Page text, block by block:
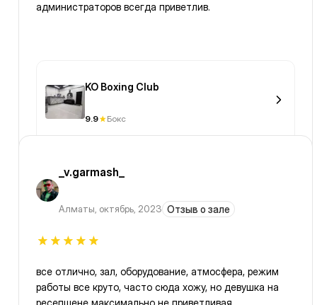
администраторов всегда приветлив.
KO Boxing Club
9.9 Бокс
_v.garmash_
Алматы, октябрь, 2023 Отзыв о зале
все отлично, зал, оборудование, атмосфера, режим
работы все круто, часто сюда хожу, но девушка на